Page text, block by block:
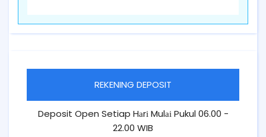
REKENING DEPOSIT
Deposit Open Setiap Hаrі Mulаі Pukul 06.00 -
22.00 WIB